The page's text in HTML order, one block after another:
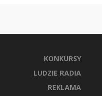
KONKURSY
LUDZIE RADIA
REKLAMA